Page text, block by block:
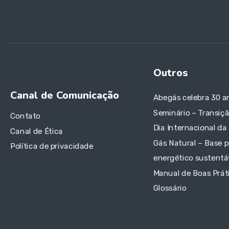
Canal de Comunicação
Contato
Canal de Ética
Política de privacidade
Outros
Abegás celebra 30
Seminário –
Dia Internacional da
Gás Natural – Base
energético
Manual de Boas
Glossário